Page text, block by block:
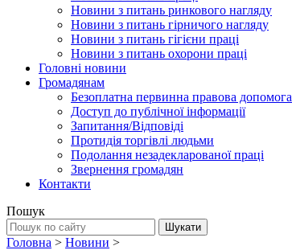
Новини з питань ринкового нагляду
Новини з питань гірничого нагляду
Новини з питань гігієни праці
Новини з питань охорони праці
Головні новини
Громадянам
Безоплатна первинна правова допомога
Доступ до публічної інформації
Запитання/Відповіді
Протидія торгівлі людьми
Подолання незадекларованої праці
Звернення громадян
Контакти
Пошук
Головна > Новини >